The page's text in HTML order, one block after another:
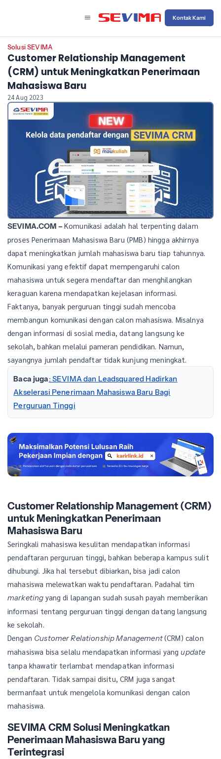
Kontak Kami
Solusi SEVIMA
Customer Relationship Management
(CRM) untuk Meningkatkan Penerimaan
Mahasiswa Baru
24 Aug 2023
SEVIMA.COM –Komunikasi adalah hal terpenting dalam
proses Penerimaan Mahasiswa Baru (PMB) hingga akhirnya
dapat meningkatkan jumlah mahasiswa baru tiap tahunnya.
Komunikasi yang efektif dapat mempengaruhi calon
mahasiswa untuk segera mendaftar dan menghilangkan
keraguan karena mendapatkan kejelasan informasi.
Faktanya, banyak perguruan tinggi sudah mencoba
membangun komunikasi dengan calon mahasiswa. Misalnya
dengan informasi di sosial media, datang langsung ke
sekolah, bahkan melalui pameran pendidikan. Namun,
sayangnya jumlah pendaftar tidak kunjung meningkat.
Baca juga: SEVIMA dan Leadsquared Hadirkan
Akselerasi Penerimaan Mahasiswa Baru Bagi
Perguruan Tinggi
Customer Relationship Management (CRM)
untuk Meningkatkan Penerimaan
Mahasiswa Baru
Seringkali mahasiswa kesulitan mendapatkan informasi
pendaftaran perguruan tinggi, bahkan beberapa kampus sulit
dihubungi. Jika hal tersebut dibiarkan, bisa jadi calon
mahasiswa melewatkan waktu pendaftaran. Padahal tim
marketing yang di lapangan sudah susah payah memberikan
informasi tentang perguruan tinggi dengan datang langsung
ke sekolah.
Dengan Customer Relationship Management(CRM) calon
mahasiswa bisa selalu mendapatkan informasi yangupdate
tanpa khawatir terlambat mendapatkan informasi
pendaftaran. Tidak sampai disitu, CRM juga sangat
bermanfaat untuk mengelola komunikasi dengan calon
mahasiswa.
SEVIMA CRM Solusi Meningkatkan
Penerimaan Mahasiswa Baru yang
Terintegrasi